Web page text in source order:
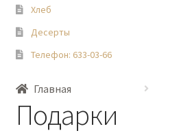
Хлеб
Десерты
Телефон: 633-03-66
Главная
Подарки